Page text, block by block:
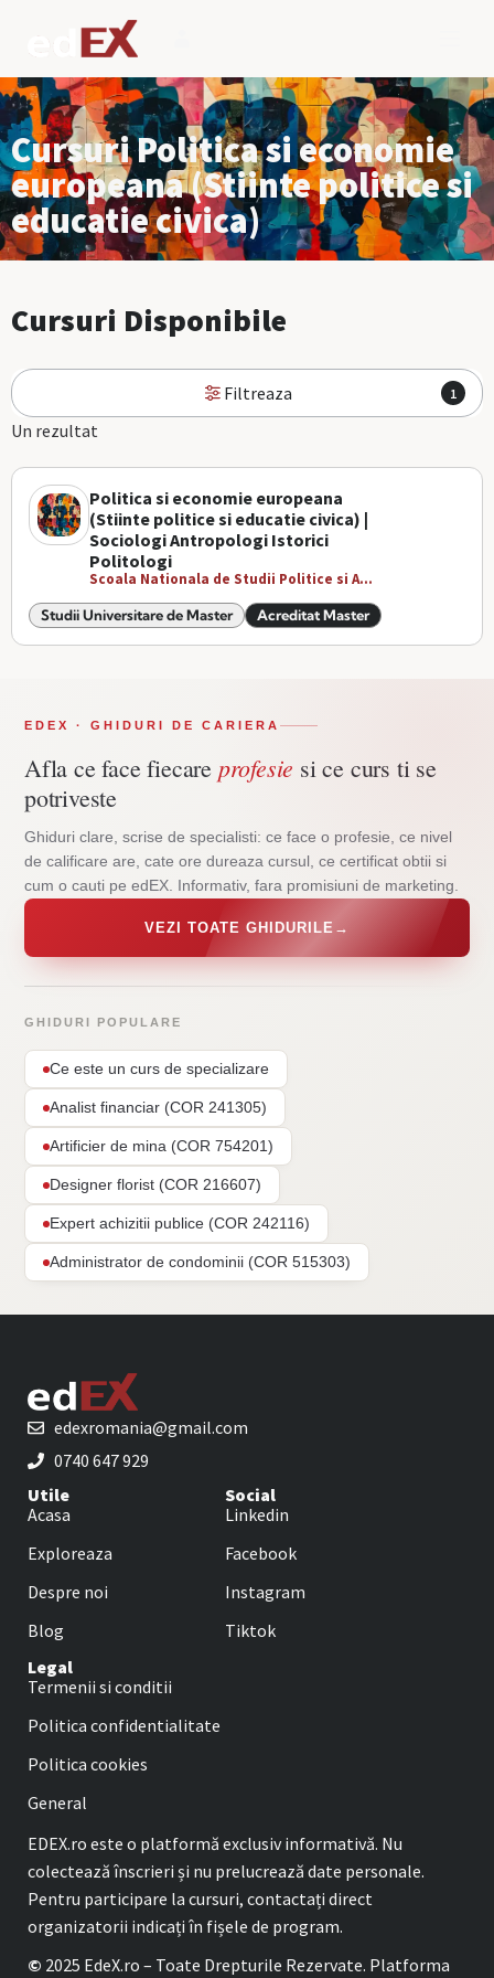
Cursuri Politica si economie
europeana (Stiinte politice si
educatie civica)
Cursuri Disponibile
Filtreaza 1
Un rezultat
Politica si economie europeana
(Stiinte politice si educatie civica) |
Sociologi Antropologi Istorici
Politologi
Scoala Nationala de Studii Politice si A...
Studii Universitare de Master Acreditat Master
EDEX · GHIDURI DE CARIERA
Afla ce face fiecare profesie si ce curs ti se
potriveste
Ghiduri clare, scrise de specialisti: ce face o profesie, ce nivel
de calificare are, cate ore dureaza cursul, ce certificat obtii si
cum o cauti pe edEX. Informativ, fara promisiuni de marketing.
VEZI TOATE GHIDURILE →
GHIDURI POPULARE
Ce este un curs de specializare
Analist financiar (COR 241305)
Artificier de mina (COR 754201)
Designer florist (COR 216607)
Expert achizitii publice (COR 242116)
Administrator de condominii (COR 515303)
edexromania@gmail.com
0740 647 929
Utile
Acasa
Exploreaza
Despre noi
Blog
Social
Linkedin
Facebook
Instagram
Tiktok
Legal
Termenii si conditii
Politica confidentialitate
Politica cookies
General
EDEX.ro este o platformă exclusiv informativă. Nu
colectează înscrieri și nu prelucrează date personale.
Pentru participare la cursuri, contactați direct
organizatorii indicați în fișele de program.
© 2025 EdeX.ro – Toate Drepturile Rezervate. Platforma